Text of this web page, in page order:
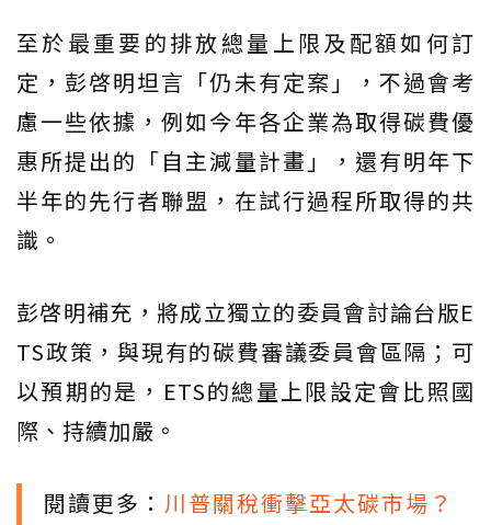
至於最重要的排放總量上限及配額如何訂
定，彭啓明坦言「仍未有定案」，不過會考
慮一些依據，例如今年各企業為取得碳費優
惠所提出的「自主減量計畫」，還有明年下
半年的先行者聯盟，在試行過程所取得的共
識。
彭啓明補充，將成立獨立的委員會討論台版E
TS政策，與現有的碳費審議委員會區隔；可
以預期的是，ETS的總量上限設定會比照國
際、持續加嚴。
閱讀更多： 川普關稅衝擊亞太碳市場？